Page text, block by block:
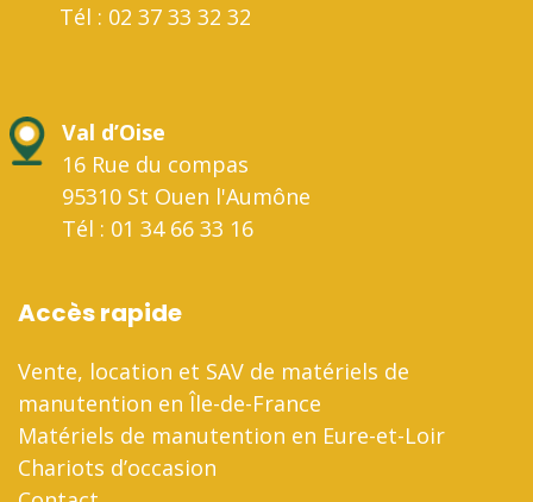
Tél : 02 37 33 32 32
Val d’Oise
16 Rue du compas
95310 St Ouen l'Aumône
Tél : 01 34 66 33 16
Accès rapide
Vente, location et SAV de matériels de
manutention en Île-de-France
Matériels de manutention en Eure-et-Loir
Chariots d’occasion